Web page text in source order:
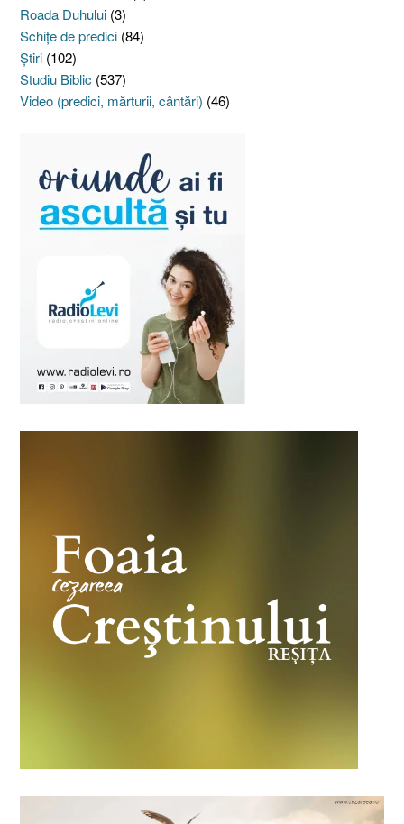
Roada Duhului (3)
Schiţe de predici (84)
Ştiri (102)
Studiu Biblic (537)
Video (predici, mărturii, cântări) (46)